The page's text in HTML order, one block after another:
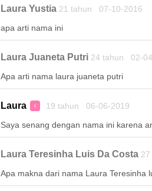
Laura Yustia21 tahun 07-10-2016
apa arti nama ini
Laura Juaneta Putri24 tahun 02-
Apa arti nama laura juaneta putri
Laura ♀ 19 tahun 06-06-2019
Saya senang dengan nama ini karena
Laura Teresinha Luis Da Costa27
Apa makna dari nama Laura Teresinha